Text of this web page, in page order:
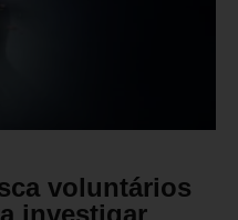
voluntários